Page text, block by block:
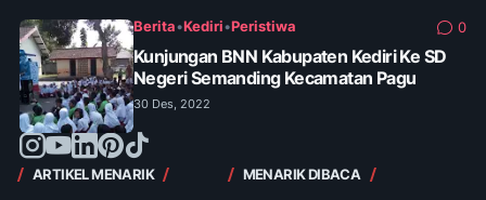
Berita•Kediri•Peristiwa 0
Kunjungan BNN Kabupaten Kediri Ke SD
Negeri Semanding Kecamatan Pagu
30 Des, 2022
ARTIKEL MENARIK MENARIK DIBACA